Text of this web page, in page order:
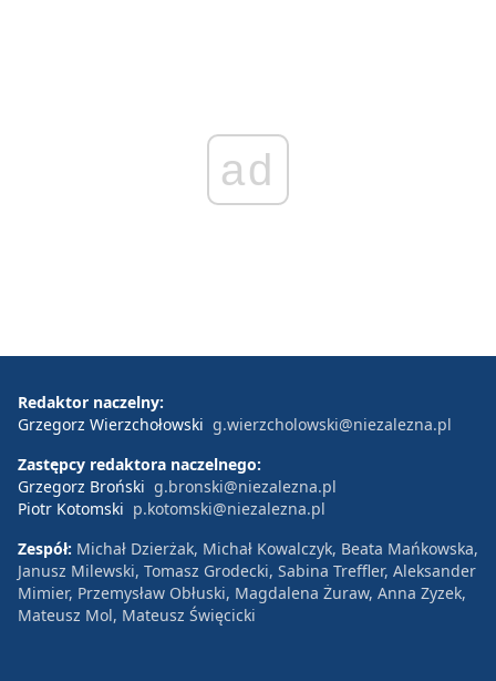
ad
Redaktor naczelny:
Grzegorz Wierzchołowski g.wierzcholowski@niezalezna.pl
Zastępcy redaktora naczelnego:
Grzegorz Broński g.bronski@niezalezna.pl
Piotr Kotomski p.kotomski@niezalezna.pl
Zespół: Michał Dzierżak, Michał Kowalczyk, Beata Mańkowska,
Janusz Milewski, Tomasz Grodecki, Sabina Treffler, Aleksander
Mimier, Przemysław Obłuski, Magdalena Żuraw, Anna Zyzek,
Mateusz Mol, Mateusz Święcicki